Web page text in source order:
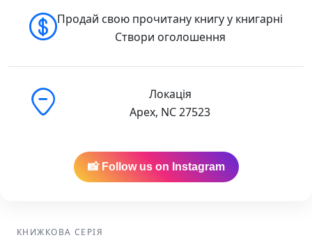
Продай свою прочитану книгу у книгарні
Створи оголошення
Локація
Apex, NC 27523
📸 Follow us on Instagram
КНИЖКОВА СЕРІЯ